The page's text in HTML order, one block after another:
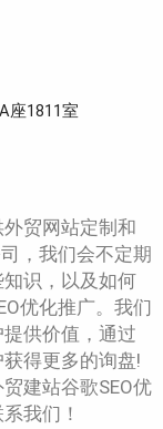
座1811室
贸网站定制和
，我们会不定期
识，以及如何
优化推广。我们
供价值，通过
得更多的询盘!
建站谷歌SEO优
我们！